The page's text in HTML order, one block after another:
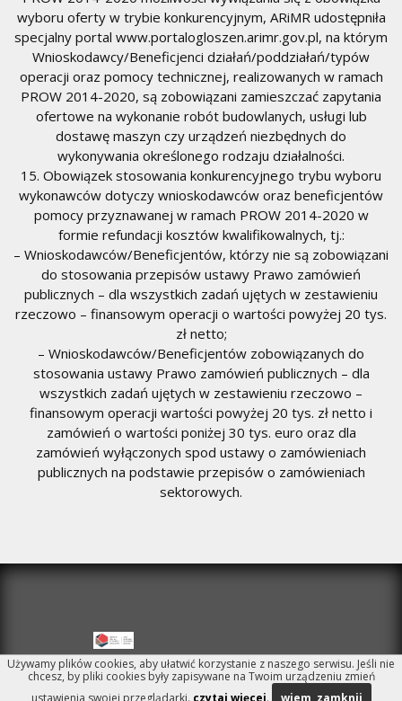
wyboru oferty w trybie konkurencyjnym, ARiMR udostępniła
specjalny portal www.portalogloszen.arimr.gov.pl, na którym
Wnioskodawcy/Beneficjenci działań/poddziałań/typów
operacji oraz pomocy technicznej, realizowanych w ramach
PROW 2014-2020, są zobowiązani zamieszczać zapytania
ofertowe na wykonanie robót budowlanych, usługi lub
dostawę maszyn czy urządzeń niezbędnych do
wykonywania określonego rodzaju działalności.
15. Obowiązek stosowania konkurencyjnego trybu wyboru
wykonawców dotyczy wnioskodawców oraz beneficjentów
pomocy przyznawanej w ramach PROW 2014-2020 w
formie refundacji kosztów kwalifikowalnych, tj.:
– Wnioskodawców/Beneficjentów, którzy nie są zobowiązani
do stosowania przepisów ustawy Prawo zamówień
publicznych – dla wszystkich zadań ujętych w zestawieniu
rzeczowo – finansowym operacji o wartości powyżej 20 tys.
zł netto;
– Wnioskodawców/Beneficjentów zobowiązanych do
stosowania ustawy Prawo zamówień publicznych – dla
wszystkich zadań ujętych w zestawieniu rzeczowo –
finansowym operacji wartości powyżej 20 tys. zł netto i
zamówień o wartości poniżej 30 tys. euro oraz dla
zamówień wyłączonych spod ustawy o zamówieniach
publicznych na podstawie przepisów o zamówieniach
sektorowych.
Używamy plików cookies, aby ułatwić korzystanie z naszego serwisu. Jeśli nie
chcesz, by pliki cookies były zapisywane na Twoim urządzeniu zmień
ustawienia swojej przeglądarki. czytaj więcej. wiem, zamknij